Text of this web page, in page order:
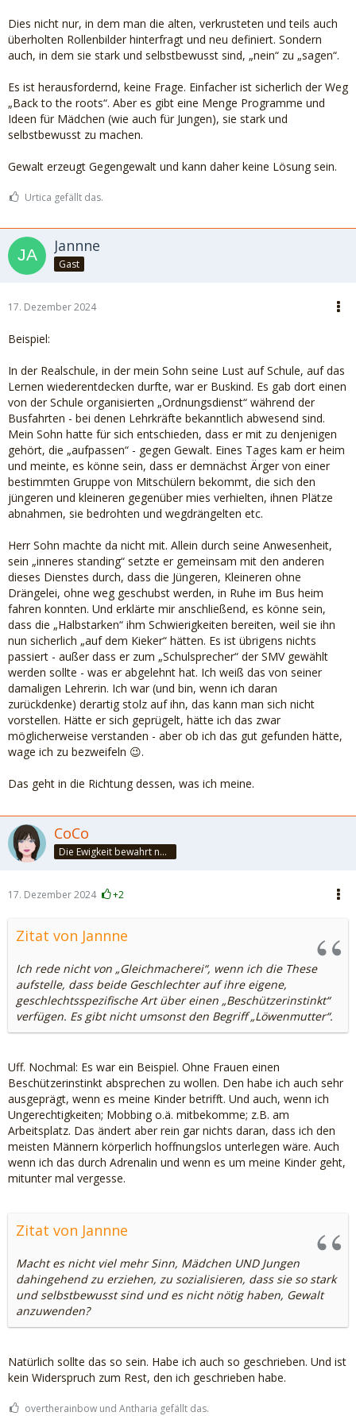
Dies nicht nur, in dem man die alten, verkrusteten und teils auch
überholten Rollenbilder hinterfragt und neu definiert. Sondern
auch, in dem sie stark und selbstbewusst sind, „nein“ zu „sagen“.
Es ist herausfordernd, keine Frage. Einfacher ist sicherlich der Weg
„Back to the roots“. Aber es gibt eine Menge Programme und
Ideen für Mädchen (wie auch für Jungen), sie stark und
selbstbewusst zu machen.
Gewalt erzeugt Gegengewalt und kann daher keine Lösung sein.
Urtica gefällt das.
Jannne
Gast
17. Dezember 2024
Beispiel:
In der Realschule, in der mein Sohn seine Lust auf Schule, auf das
Lernen wiederentdecken durfte, war er Buskind. Es gab dort einen
von der Schule organisierten „Ordnungsdienst“ während der
Busfahrten - bei denen Lehrkräfte bekanntlich abwesend sind.
Mein Sohn hatte für sich entschieden, dass er mit zu denjenigen
gehört, die „aufpassen“ - gegen Gewalt. Eines Tages kam er heim
und meinte, es könne sein, dass er demnächst Ärger von einer
bestimmten Gruppe von Mitschülern bekommt, die sich den
jüngeren und kleineren gegenüber mies verhielten, ihnen Plätze
abnahmen, sie bedrohten und wegdrängelten etc.
Herr Sohn machte da nicht mit. Allein durch seine Anwesenheit,
sein „inneres standing“ setzte er gemeinsam mit den anderen
dieses Dienstes durch, dass die Jüngeren, Kleineren ohne
Drängelei, ohne weg geschubst werden, in Ruhe im Bus heim
fahren konnten. Und erklärte mir anschließend, es könne sein,
dass die „Halbstarken“ ihm Schwierigkeiten bereiten, weil sie ihn
nun sicherlich „auf dem Kieker“ hätten. Es ist übrigens nichts
passiert - außer dass er zum „Schulsprecher“ der SMV gewählt
werden sollte - was er abgelehnt hat. Ich weiß das von seiner
damaligen Lehrerin. Ich war (und bin, wenn ich daran
zurückdenke) derartig stolz auf ihn, das kann man sich nicht
vorstellen. Hätte er sich geprügelt, hätte ich das zwar
möglicherweise verstanden - aber ob ich das gut gefunden hätte,
wage ich zu bezweifeln 😉.
Das geht in die Richtung dessen, was ich meine.
CoCo
Die Ewigkeit bewahrt nur die Liebe, weil sie von gleicher Natur ist. ~Khalil Gibran~
17. Dezember 2024 +2
Zitat von Jannne
Ich rede nicht von „Gleichmacherei“, wenn ich die These
aufstelle, dass beide Geschlechter auf ihre eigene,
geschlechtsspezifische Art über einen „Beschützerinstinkt“
verfügen. Es gibt nicht umsonst den Begriff „Löwenmutter“.
Uff. Nochmal: Es war ein Beispiel. Ohne Frauen einen
Beschützerinstinkt absprechen zu wollen. Den habe ich auch sehr
ausgeprägt, wenn es meine Kinder betrifft. Und auch, wenn ich
Ungerechtigkeiten; Mobbing o.ä. mitbekomme; z.B. am
Arbeitsplatz. Das ändert aber rein gar nichts daran, dass ich den
meisten Männern körperlich hoffnungslos unterlegen wäre. Auch
wenn ich das durch Adrenalin und wenn es um meine Kinder geht,
mitunter mal vergesse.
Zitat von Jannne
Macht es nicht viel mehr Sinn, Mädchen UND Jungen
dahingehend zu erziehen, zu sozialisieren, dass sie so stark
und selbstbewusst sind und es nicht nötig haben, Gewalt
anzuwenden?
Natürlich sollte das so sein. Habe ich auch so geschrieben. Und ist
kein Widerspruch zum Rest, den ich geschrieben habe.
overtherainbow und Antharia gefällt das.